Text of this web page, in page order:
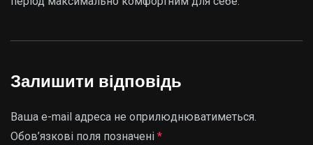
Залишити відповідь
Ваша e-mail адреса не оприлюднюватиметься.
Обов’язкові поля позначені *